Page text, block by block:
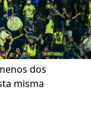
dos
misma